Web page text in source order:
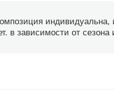
в зависимости от